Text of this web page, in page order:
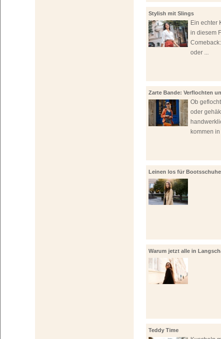
Stylish mit Slings
Ein echter
in diesem
oder ...
Zarte Bande: Verflochten
Ob
oder
kommen
Leinen los für
Warum jetzt alle in
investieren!
Teddy Time